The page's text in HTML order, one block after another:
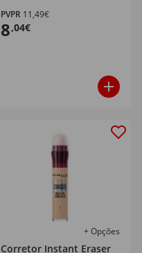
PVPR 11,49€
8,04€
+ Opções
Corretor Instant Eraser